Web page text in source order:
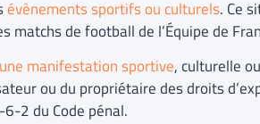
évènements sportifs ou culturels. Ce
matchs de football de l’Équipe de
manifestation sportive, culturelle
ou du propriétaire des droits
2 du Code pénal.